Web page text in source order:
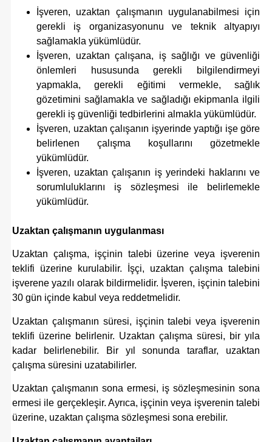
İşveren, uzaktan çalışmanın uygulanabilmesi için
gerekli iş organizasyonunu ve teknik altyapıyı
sağlamakla yükümlüdür.
İşveren, uzaktan çalışana, iş sağlığı ve güvenliği
önlemleri hususunda gerekli bilgilendirmeyi
yapmakla,gerekli eğitimi vermekle, sağlık
gözetimini sağlamakla ve sağladığı ekipmanla ilgili
gerekli iş güvenliği tedbirlerini almakla yükümlüdür.
İşveren, uzaktan çalışanın işyerinde yaptığı işe göre
belirlenen çalışma koşullarını gözetmekle
yükümlüdür.
İşveren, uzaktan çalışanın iş yerindeki haklarını ve
sorumluluklarını iş sözleşmesi ile belirlemekle
yükümlüdür.
Uzaktan çalışmanın uygulanması
Uzaktan çalışma, işçinin talebi üzerine veya işverenin
teklifi üzerine kurulabilir. İşçi, uzaktan çalışma talebini
işverene yazılı olarak bildirmelidir. İşveren, işçinin talebini
30 gün içinde kabul veya reddetmelidir.
Uzaktan çalışmanın süresi, işçinin talebi veya işverenin
teklifi üzerine belirlenir. Uzaktan çalışma süresi, bir yıla
kadar belirlenebilir. Bir yıl sonunda taraflar, uzaktan
çalışma süresini uzatabilirler.
Uzaktan çalışmanın sona ermesi, iş sözleşmesinin sona
ermesi ile gerçekleşir. Ayrıca, işçinin veya işverenin talebi
üzerine, uzaktan çalışma sözleşmesi sona erebilir.